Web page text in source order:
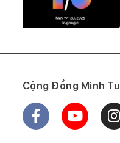
Cộng Đồng Minh